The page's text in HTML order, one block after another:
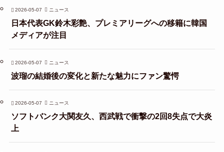
2026-05-07 ニュース
日本代表GK鈴木彩艶、プレミアリーグへの移籍に韓国
メディアが注目
2026-05-07 ニュース
波瑠の結婚後の変化と新たな魅力にファン驚愕
2026-05-07 ニュース
ソフトバンク大関友久、西武戦で衝撃の2回8失点で大炎
上